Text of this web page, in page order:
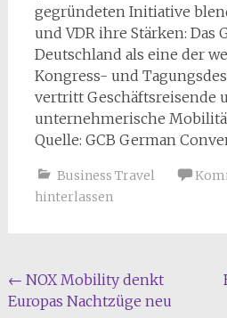
gegründeten Initiative
und VDR ihre Stärken: Das
Deutschland als eine der
Kongress- und
vertritt Geschäftsreisende
unternehmerische
Quelle: GCB German
Business Travel
hinterlassen
Beitragsnavigation
← NOX Mobility denkt
Europas Nachtzüge neu